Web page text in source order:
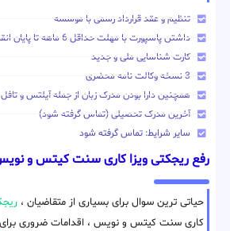
تنظیم و عقد قرارداد رسمی با موسسه
داشتن پاسپورت با مهلت حداقل 6 ماهه تا پایان انقضا
کارت شناسایی ملی و جدید
3 نسخه وکالت نامه محضری
همچنین دارا بودن مدرک زبان از جمله آیلتس و تافل
آخرین مدرک تحصیلی (تماس گرفته شود)
سایر شرایط: تماس گرفته شود
رفع ریجکتی ویزا کاری سنت کیتس و
حیاتی ترین سوال برای بسیاری از متقاضیان ،
کاری سنت کیتس و نویس ، اقدامات ضروری برای